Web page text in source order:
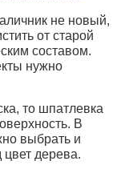
не новый,
от старой
составом.
нужно
то шпатлевка
В
выбрать и
дерева.